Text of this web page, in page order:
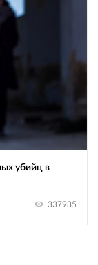
убийц в
337935